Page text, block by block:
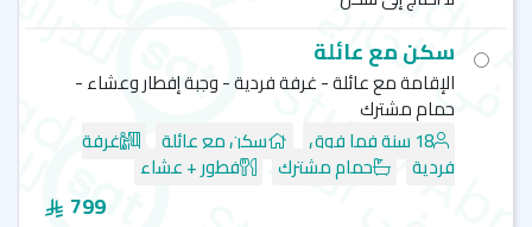
سكن مع عائلة
الإقامة مع عائلة - غرفة فردية - وجبة إفطار وعشاء -
حمام مشترك
18 سنة فما فوق
سكن مع عائلة غرفة
فردية حمام مشترك فطور + عشاء
799